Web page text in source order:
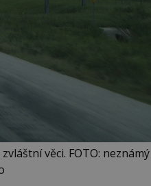
věci. FOTO: